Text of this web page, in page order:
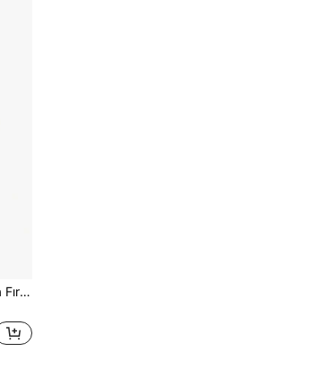
Leopar Desenli Lenfatik Kazıma Fırçası, Yüz ve Vücut İçin Uygun Lenfatik Drenaj Masaj Fırçası, Çene Hattını Şekillendirme, Ergonomik Tasarım ile Cilt Kontürleme, Şişliği Azaltma ve Yorgunluğu Giderme